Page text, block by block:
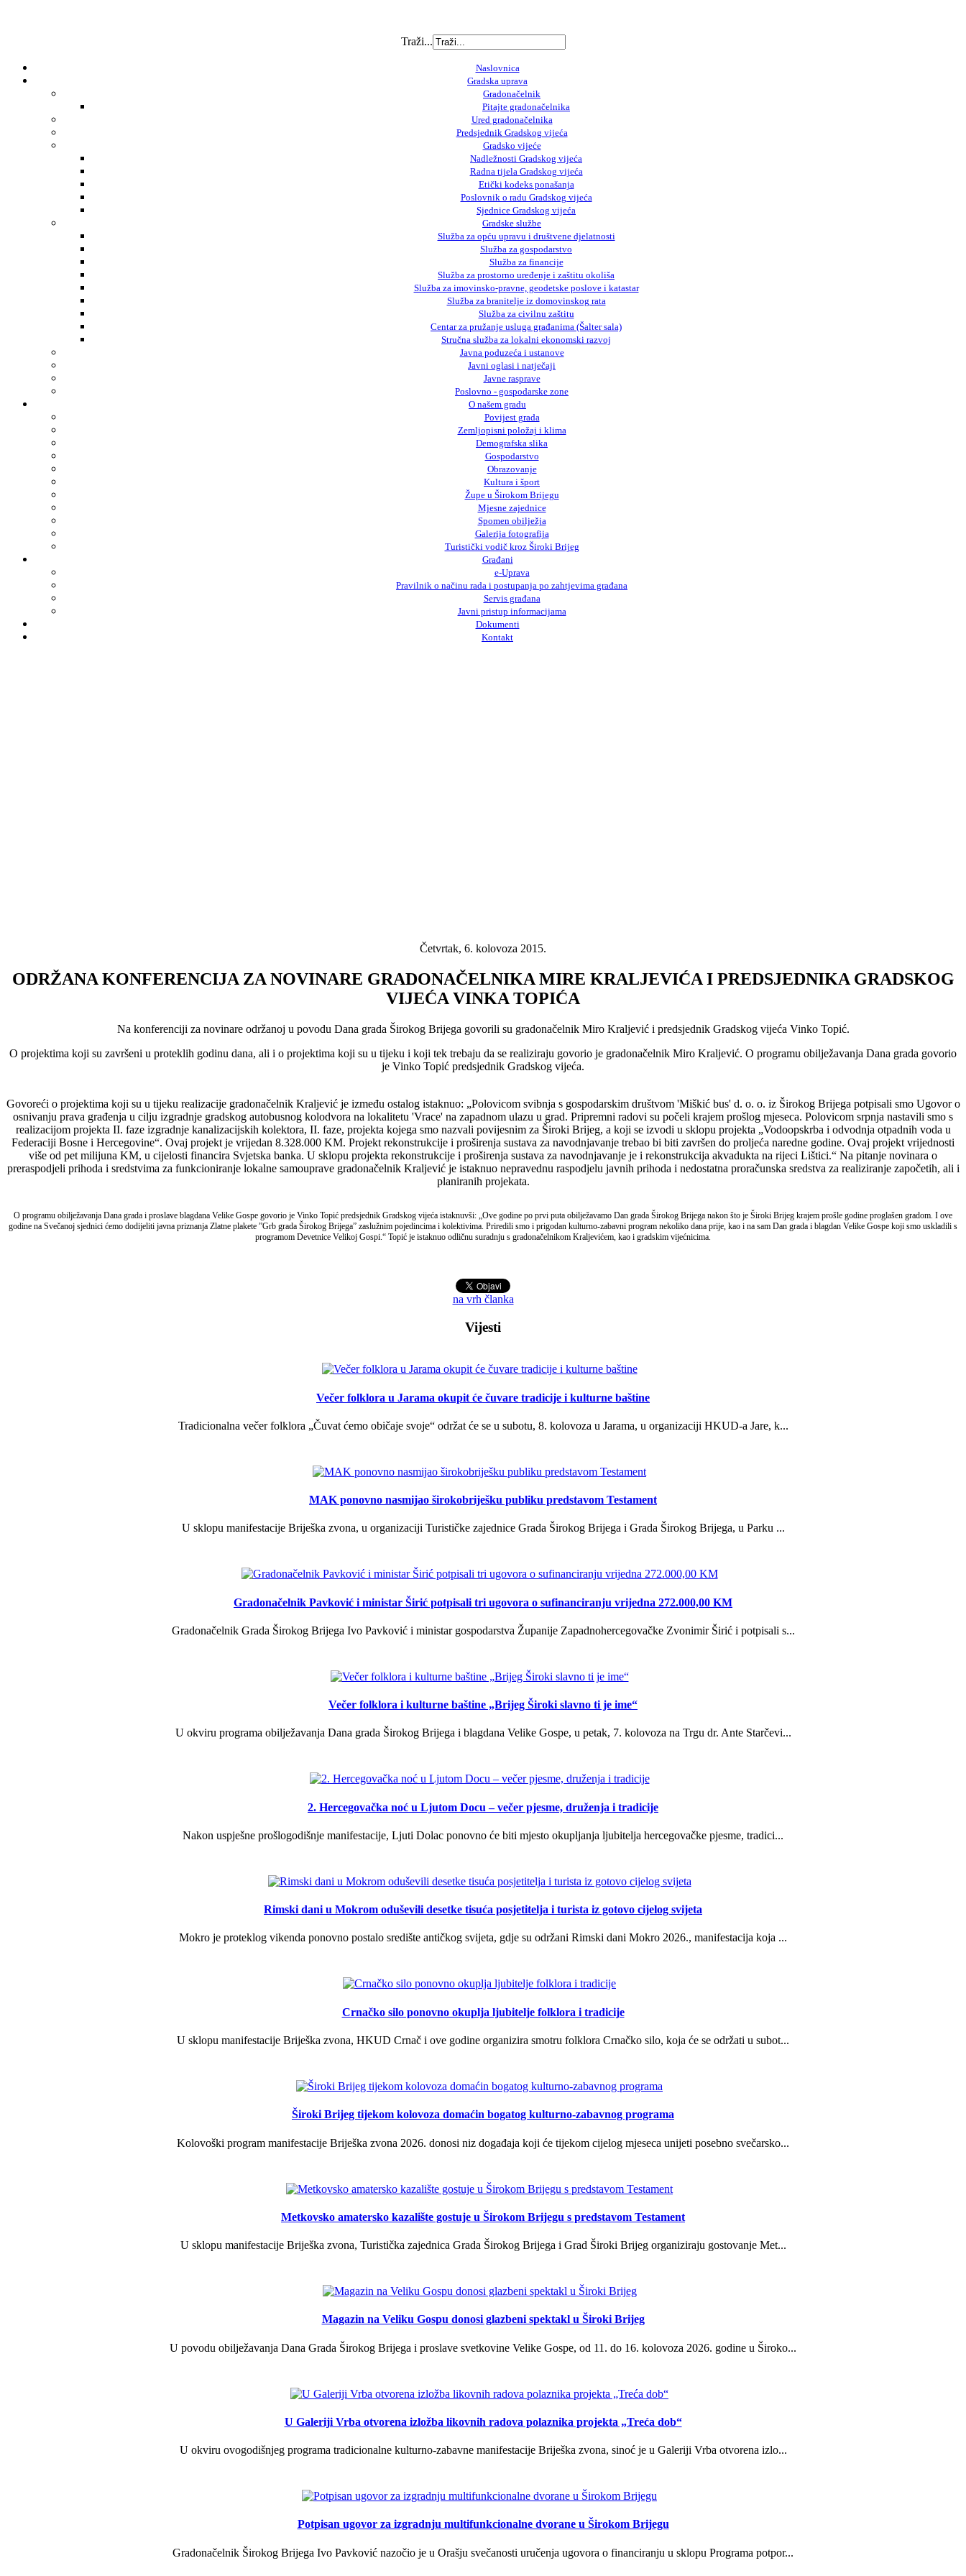
Traži...
Naslovnica
Gradska uprava
Gradonačelnik
Pitajte gradonačelnika
Ured gradonačelnika
Predsjednik Gradskog vijeća
Gradsko vijeće
Nadležnosti Gradskog vijeća
Radna tijela Gradskog vijeća
Etički kodeks ponašanja
Poslovnik o radu Gradskog vijeća
Sjednice Gradskog vijeća
Gradske službe
Služba za opću upravu i društvene djelatnosti
Služba za gospodarstvo
Služba za financije
Služba za prostorno uređenje i zaštitu okoliša
Služba za imovinsko-pravne, geodetske poslove i katastar
Služba za branitelje iz domovinskog rata
Služba za civilnu zaštitu
Centar za pružanje usluga građanima (Šalter sala)
Stručna služba za lokalni ekonomski razvoj
Javna poduzeća i ustanove
Javni oglasi i natječaji
Javne rasprave
Poslovno - gospodarske zone
O našem gradu
Povijest grada
Zemljopisni položaj i klima
Demografska slika
Gospodarstvo
Obrazovanje
Kultura i šport
Župe u Širokom Brijegu
Mjesne zajednice
Spomen obilježja
Galerija fotografija
Turistički vodič kroz Široki Brijeg
Građani
e-Uprava
Pravilnik o načinu rada i postupanja po zahtjevima građana
Servis građana
Javni pristup informacijama
Dokumenti
Kontakt
Četvrtak, 6. kolovoza 2015.
ODRŽANA KONFERENCIJA ZA NOVINARE GRADONAČELNIKA MIRE KRALJEVIĆA I PREDSJEDNIKA GRADSKOG
VIJEĆA VINKA TOPIĆA
Na konferenciji za novinare održanoj u povodu Dana grada Širokog Brijega govorili su gradonačelnik Miro Kraljević i predsjednik Gradskog vijeća Vinko Topić.
O projektima koji su završeni u proteklih godinu dana, ali i o projektima koji su u tijeku i koji tek trebaju da se realiziraju govorio je gradonačelnik Miro Kraljević. O programu obilježavanja Dana grada govorio
je Vinko Topić predsjednik Gradskog vijeća.
Govoreći o projektima koji su u tijeku realizacije gradonačelnik Kraljević je između ostalog istaknuo: „Polovicom svibnja s gospodarskim društvom 'Miškić bus' d. o. o. iz Širokog Brijega potpisali smo Ugovor o
osnivanju prava građenja u cilju izgradnje gradskog autobusnog kolodvora na lokalitetu 'Vrace' na zapadnom ulazu u grad. Pripremni radovi su počeli krajem prošlog mjeseca. Polovicom srpnja nastavili smo s
realizacijom projekta II. faze izgradnje kanalizacijskih kolektora, II. faze, projekta kojega smo nazvali povijesnim za Široki Brijeg, a koji se izvodi u sklopu projekta „Vodoopskrba i odvodnja otpadnih voda u
Federaciji Bosne i Hercegovine“. Ovaj projekt je vrijedan 8.328.000 KM. Projekt rekonstrukcije i proširenja sustava za navodnjavanje trebao bi biti završen do proljeća naredne godine. Ovaj projekt vrijednosti
više od pet milijuna KM, u cijelosti financira Svjetska banka. U sklopu projekta rekonstrukcije i proširenja sustava za navodnjavanje je i rekonstrukcija akvadukta na rijeci Lištici.“ Na pitanje novinara o
preraspodjeli prihoda i sredstvima za funkcioniranje lokalne samouprave gradonačelnik Kraljević je istaknuo nepravednu raspodjelu javnih prihoda i nedostatna proračunska sredstva za realiziranje započetih, ali i
planiranih projekata.
O programu obilježavanja Dana grada i proslave blagdana Velike Gospe govorio je Vinko Topić predsjednik Gradskog vijeća istaknuvši: „Ove godine po prvi puta obilježavamo Dan grada Širokog Brijega nakon što je Široki Brijeg krajem prošle godine proglašen gradom. I ove
godine na Svečanoj sjednici ćemo dodijeliti javna priznanja Zlatne plakete ”Grb grada Širokog Brijega” zaslužnim pojedincima i kolektivima. Priredili smo i prigodan kulturno-zabavni program nekoliko dana prije, kao i na sam Dan grada i blagdan Velike Gospe koji smo uskladili s
programom Devetnice Velikoj Gospi.“ Topić je istaknuo odličnu suradnju s gradonačelnikom Kraljevićem, kao i gradskim vijećnicima.
na vrh članka
Vijesti
Večer folklora u Jarama okupit će čuvare tradicije i kulturne baštine
Tradicionalna večer folklora „Čuvat ćemo običaje svoje“ održat će se u subotu, 8. kolovoza u Jarama, u organizaciji HKUD-a Jare, k...
MAK ponovno nasmijao širokobriješku publiku predstavom Testament
U sklopu manifestacije Briješka zvona, u organizaciji Turističke zajednice Grada Širokog Brijega i Grada Širokog Brijega, u Parku ...
Gradonačelnik Pavković i ministar Širić potpisali tri ugovora o sufinanciranju vrijedna 272.000,00 KM
Gradonačelnik Grada Širokog Brijega Ivo Pavković i ministar gospodarstva Županije Zapadnohercegovačke Zvonimir Širić i potpisali s...
Večer folklora i kulturne baštine „Brijeg Široki slavno ti je ime“
U okviru programa obilježavanja Dana grada Širokog Brijega i blagdana Velike Gospe, u petak, 7. kolovoza na Trgu dr. Ante Starčevi...
2. Hercegovačka noć u Ljutom Docu – večer pjesme, druženja i tradicije
Nakon uspješne prošlogodišnje manifestacije, Ljuti Dolac ponovno će biti mjesto okupljanja ljubitelja hercegovačke pjesme, tradici...
Rimski dani u Mokrom oduševili desetke tisuća posjetitelja i turista iz gotovo cijelog svijeta
Mokro je proteklog vikenda ponovno postalo središte antičkog svijeta, gdje su održani Rimski dani Mokro 2026., manifestacija koja ...
Crnačko silo ponovno okuplja ljubitelje folklora i tradicije
U sklopu manifestacije Briješka zvona, HKUD Crnač i ove godine organizira smotru folklora Crnačko silo, koja će se održati u subot...
Široki Brijeg tijekom kolovoza domaćin bogatog kulturno-zabavnog programa
Kolovoški program manifestacije Briješka zvona 2026. donosi niz događaja koji će tijekom cijelog mjeseca unijeti posebno svečarsko...
Metkovsko amatersko kazalište gostuje u Širokom Brijegu s predstavom Testament
U sklopu manifestacije Briješka zvona, Turistička zajednica Grada Širokog Brijega i Grad Široki Brijeg organiziraju gostovanje Met...
Magazin na Veliku Gospu donosi glazbeni spektakl u Široki Brijeg
U povodu obilježavanja Dana Grada Širokog Brijega i proslave svetkovine Velike Gospe, od 11. do 16. kolovoza 2026. godine u Široko...
U Galeriji Vrba otvorena izložba likovnih radova polaznika projekta „Treća dob“
U okviru ovogodišnjeg programa tradicionalne kulturno-zabavne manifestacije Briješka zvona, sinoć je u Galeriji Vrba otvorena izlo...
Potpisan ugovor za izgradnju multifunkcionalne dvorane u Širokom Brijegu
Gradonačelnik Širokog Brijega Ivo Pavković nazočio je u Orašju svečanosti uručenja ugovora o financiranju u sklopu Programa potpor...